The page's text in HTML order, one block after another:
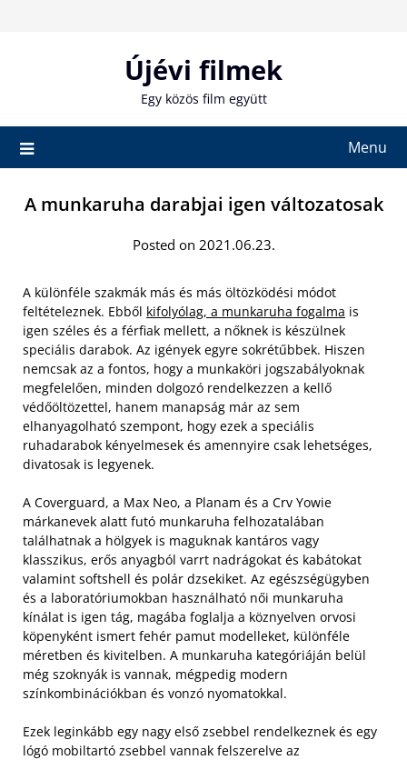
Újévi filmek
Egy közös film együtt
Menu
A munkaruha darabjai igen változatosak
Posted on 2021.06.23.
A különféle szakmák más és más öltözködési módot
feltételeznek. Ebből kifolyólag, a munkaruha fogalma is
igen széles és a férfiak mellett, a nőknek is készülnek
speciális darabok. Az igények egyre sokrétűbbek. Hiszen
nemcsak az a fontos, hogy a munkaköri jogszabályoknak
megfelelően, minden dolgozó rendelkezzen a kellő
védőöltözettel, hanem manapság már az sem
elhanyagolható szempont, hogy ezek a speciális
ruhadarabok kényelmesek és amennyire csak lehetséges,
divatosak is legyenek.
A Coverguard, a Max Neo, a Planam és a Crv Yowie
márkanevek alatt futó munkaruha felhozatalában
találhatnak a hölgyek is maguknak kantáros vagy
klasszikus, erős anyagból varrt nadrágokat és kabátokat
valamint softshell és polár dzsekiket. Az egészségügyben
és a laboratóriumokban használható női munkaruha
kínálat is igen tág, magába foglalja a köznyelven orvosi
köpenyként ismert fehér pamut modelleket, különféle
méretben és kivitelben. A munkaruha kategóriáján belül
még szoknyák is vannak, mégpedig modern
színkombinációkban és vonzó nyomatokkal.
Ezek leginkább egy nagy első zsebbel rendelkeznek és egy
lógó mobiltartó zsebbel vannak felszerelve az